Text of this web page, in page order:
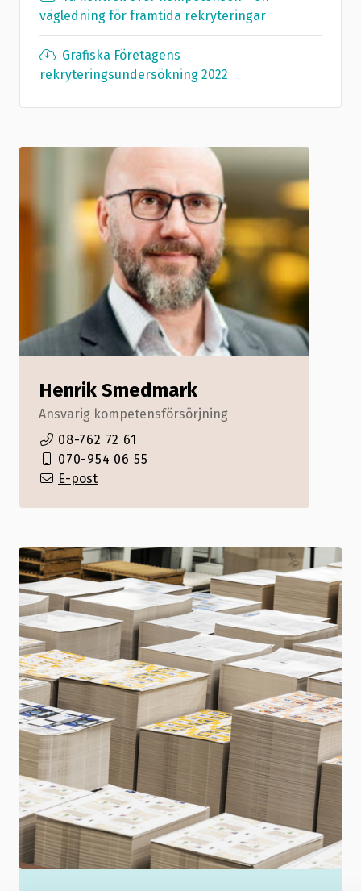
vägledning för framtida rekryteringar
Grafiska Företagens
rekryteringsundersökning 2022
Henrik Smedmark
Ansvarig kompetensförsörjning
08-762 72 61
070-954 06 55
E-post